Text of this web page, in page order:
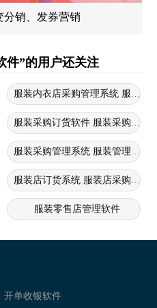
分销、发券营销
件”的用户还关注
件 服装店采购管理系统
服装内衣店采购管理系统 服装采
货软件 服装店采购管理系统
服装采购订货软件 服装采购管理
理软件 服装采购订货软件
服装采购管理系统 服装管理系统
货软件 服装采购系统
服装店订货系统 服装店采购管理
服装零售店管理软件
服装店零售会员系统
开单收银软件